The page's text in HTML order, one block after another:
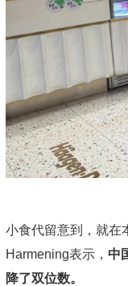
小食代留意到，就在
Harmening表示， 中
降了双位数。